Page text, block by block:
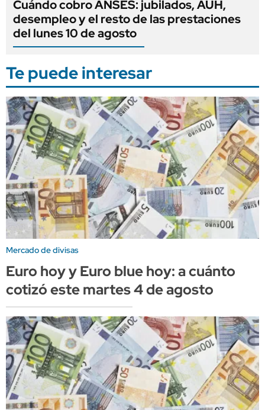
Cuándo cobro ANSES: jubilados, AUH,
desempleo y el resto de las prestaciones
del lunes 10 de agosto
Te puede interesar
Mercado de divisas
Euro hoy y Euro blue hoy: a cuánto
cotizó este martes 4 de agosto